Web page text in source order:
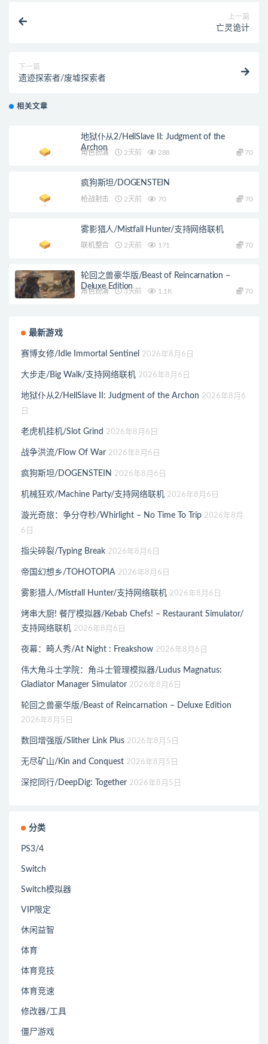
上一篇
亡灵诡计
下一篇
遗迹探索者/废墟探索者
相关文章
地狱仆从2/HellSlave II: Judgment of the
Archon
角色扮演 2天前 288 70
疯狗斯坦/DOGENSTEIN
枪战射击 2天前 70 70
雾影猎人/Mistfall Hunter/支持网络联机
联机整合 2天前 171 70
轮回之兽豪华版/Beast of Reincarnation –
Deluxe Edition
角色扮演 3天前 1.1K 70
最新游戏
赛博女修/Idle Immortal Sentinel 2026年8月6日
大步走/Big Walk/支持网络联机 2026年8月6日
地狱仆从2/HellSlave II: Judgment of the Archon 2026年8月6
日
老虎机挂机/Slot Grind 2026年8月6日
战争洪流/Flow Of War 2026年8月6日
疯狗斯坦/DOGENSTEIN 2026年8月6日
机械狂欢/Machine Party/支持网络联机 2026年8月6日
漩光奇旅：争分夺秒/Whirlight – No Time To Trip 2026年8月
6日
指尖碎裂/Typing Break 2026年8月6日
帝国幻想乡/TOHOTOPIA 2026年8月6日
雾影猎人/Mistfall Hunter/支持网络联机 2026年8月6日
烤串大厨! 餐厅模拟器/Kebab Chefs! – Restaurant Simulator/
支持网络联机 2026年8月6日
夜幕：畸人秀/At Night : Freakshow 2026年8月6日
伟大角斗士学院：角斗士管理模拟器/Ludus Magnatus:
Gladiator Manager Simulator 2026年8月6日
轮回之兽豪华版/Beast of Reincarnation – Deluxe Edition
2026年8月5日
数回增强版/Slither Link Plus 2026年8月5日
无尽矿山/Kin and Conquest 2026年8月5日
深挖同行/DeepDig: Together 2026年8月5日
分类
PS3/4
Switch
Switch模拟器
VIP限定
休闲益智
体育
体育竞技
体育竞速
修改器/工具
僵尸游戏